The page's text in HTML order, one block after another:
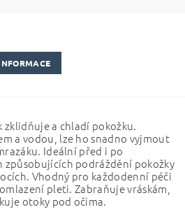
zklidňuje a chladí pokožku.
a vodou, lze ho snadno vyjmout
Ideální před i po
způsobujících podráždění pokožky
Vhodný pro každodenní péči
pleti. Zabraňuje vráskám,
otoky pod očima.